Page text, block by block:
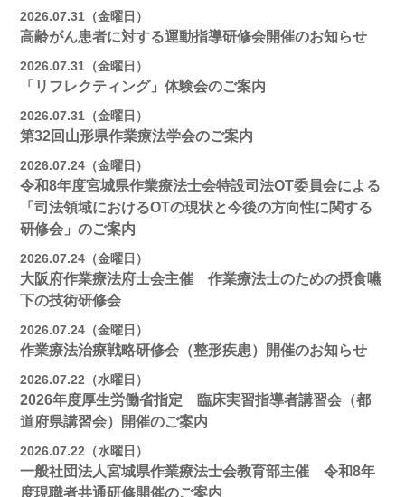
2026.07.31（金曜日）
高齢がん患者に対する運動指導研修会開催のお知らせ
2026.07.31（金曜日）
「リフレクティング」体験会のご案内
2026.07.31（金曜日）
第32回山形県作業療法学会のご案内
2026.07.24（金曜日）
令和8年度宮城県作業療法士会特設司法OT委員会による
「司法領域におけるOTの現状と今後の方向性に関する
研修会」のご案内
2026.07.24（金曜日）
大阪府作業療法府士会主催 作業療法士のための摂食嚥
下の技術研修会
2026.07.24（金曜日）
作業療法治療戦略研修会（整形疾患）開催のお知らせ
2026.07.22（水曜日）
2026年度厚生労働省指定 臨床実習指導者講習会（都
道府県講習会）開催のご案内
2026.07.22（水曜日）
一般社団法人宮城県作業療法士会教育部主催 令和8年
度現職者共通研修開催のご案内